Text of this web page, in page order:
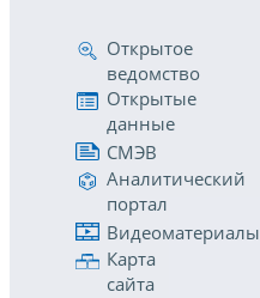
Открытое
ведомство
Открытые
данные
СМЭВ
Аналитический
портал
Видеоматериалы
Карта
сайта